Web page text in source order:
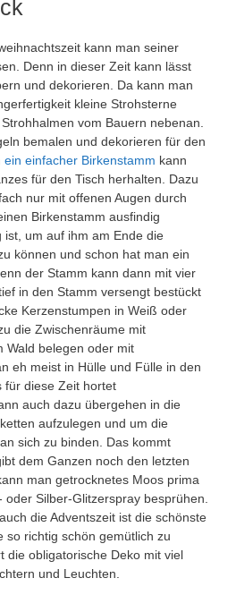
kann man seiner
Denn in dieser Zeit kann lässt
und dekorieren. Da kann man
kleine Strohsterne
vom Bauern nebenan.
bemalen und dekorieren für den
ein einfacher Birkenstamm kann
für den Tisch herhalten. Dazu
nur mit offenen Augen durch
Birkenstamm ausfindig
um auf ihm am Ende die
können und schon hat man ein
der Stamm kann dann mit vier
in den Stamm versengt bestückt
Kerzenstumpen in Weiß oder
die Zwischenräume mit
Wald belegen oder mit
eh meist in Hülle und Fülle in den
für diese Zeit hortet
auch dazu übergehen in die
aufzulegen und um die
sich zu binden. Das kommt
dem Ganzen noch den letzten
man getrocknetes Moos prima
Silber-Glitzerspray besprühen.
die Adventszeit ist die schönste
so richtig schön gemütlich zu
die obligatorische Deko mit viel
und Leuchten.